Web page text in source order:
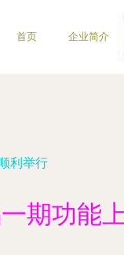
首页 企业简介
利举行
期功能